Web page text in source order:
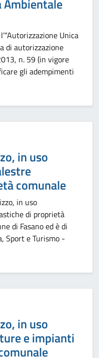
Ambientale
Unica
di autorizzazione
n. 59 (in vigore
gli adempimenti
in uso
comunale
in uso
di proprietà
di Fasano ed è di
Sport e Turismo -
in uso
e impianti